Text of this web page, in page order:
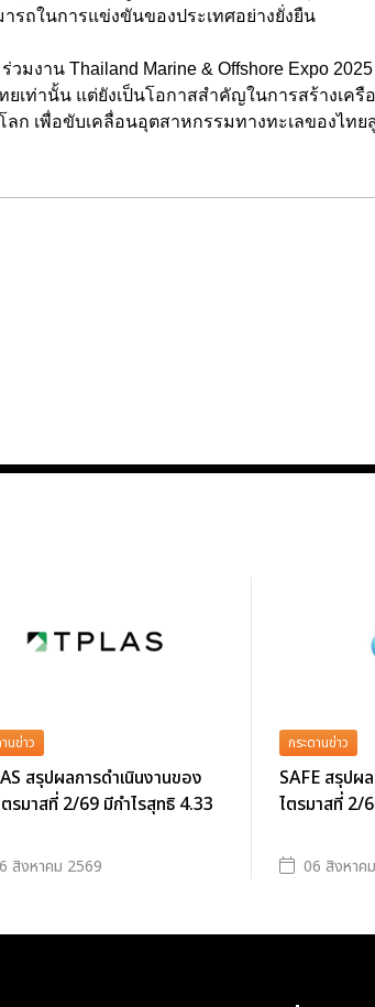
รถในการแข่งขันของประเทศอย่างยั่งยืน
วมงาน Thailand Marine & Offshore Expo
ยเท่านั้น แต่ยังเป็นโอกาสสำคัญในการสร้างเครื
ก เพื่อขับเคลื่อนอุตสาหกรรมทางทะเลของไทย
นข่าว
สรุปผลการดำเนินงานของ
รมาสที่ 2/69 มีกำไรสุทธิ 4.33
สิงหาคม 2569
กระดานข่าว
SAFE สรุปผ
ไตรมาสที่ 2/
06 สิงหาค